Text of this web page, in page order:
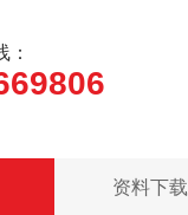
：
资料下载